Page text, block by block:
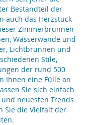
Bestandteil der
auch das Herzstück
Zimmerbrunnen
Wasserwände und
Lichtbrunnen und
Stile,
der rund 500
Ihnen eine Fülle an
Sie sich einfach
neuesten Trends
Sie die Vielfalt der